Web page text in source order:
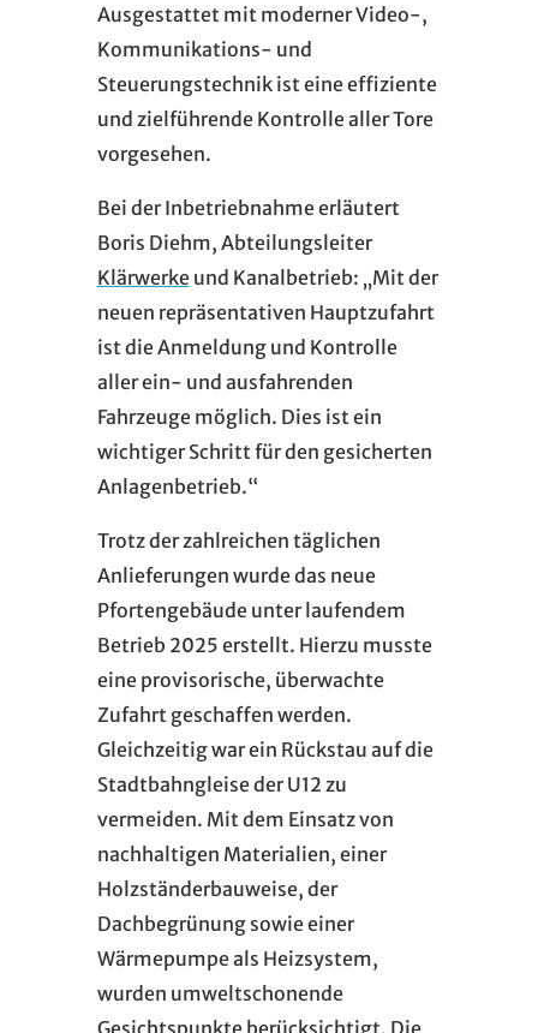
Ausgestattet mit moderner Video-,
Kommunikations- und
Steuerungstechnik ist eine effiziente
und zielführende Kontrolle aller Tore
vorgesehen.
Bei der Inbetriebnahme erläutert
Boris Diehm, Abteilungsleiter
Klärwerkeund Kanalbetrieb: „Mit der
neuen repräsentativen Hauptzufahrt
ist die Anmeldung und Kontrolle
aller ein- und ausfahrenden
Fahrzeuge möglich. Dies ist ein
wichtiger Schritt für den gesicherten
Anlagenbetrieb.“
Trotz der zahlreichen täglichen
Anlieferungen wurde das neue
Pfortengebäude unter laufendem
Betrieb 2025 erstellt. Hierzu musste
eine provisorische, überwachte
Zufahrt geschaffen werden.
Gleichzeitig war ein Rückstau auf die
Stadtbahngleise der U12 zu
vermeiden. Mit dem Einsatz von
nachhaltigen Materialien, einer
Holzständerbauweise, der
Dachbegrünung sowie einer
Wärmepumpe als Heizsystem,
wurden umweltschonende
Gesichtspunkte berücksichtigt. Die